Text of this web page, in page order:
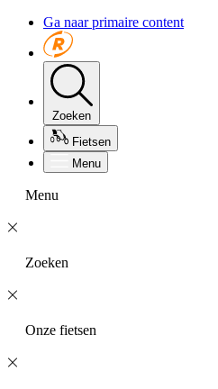
Ga naar primaire content
Zoeken
Fietsen
Menu
Menu
Zoeken
Onze fietsen